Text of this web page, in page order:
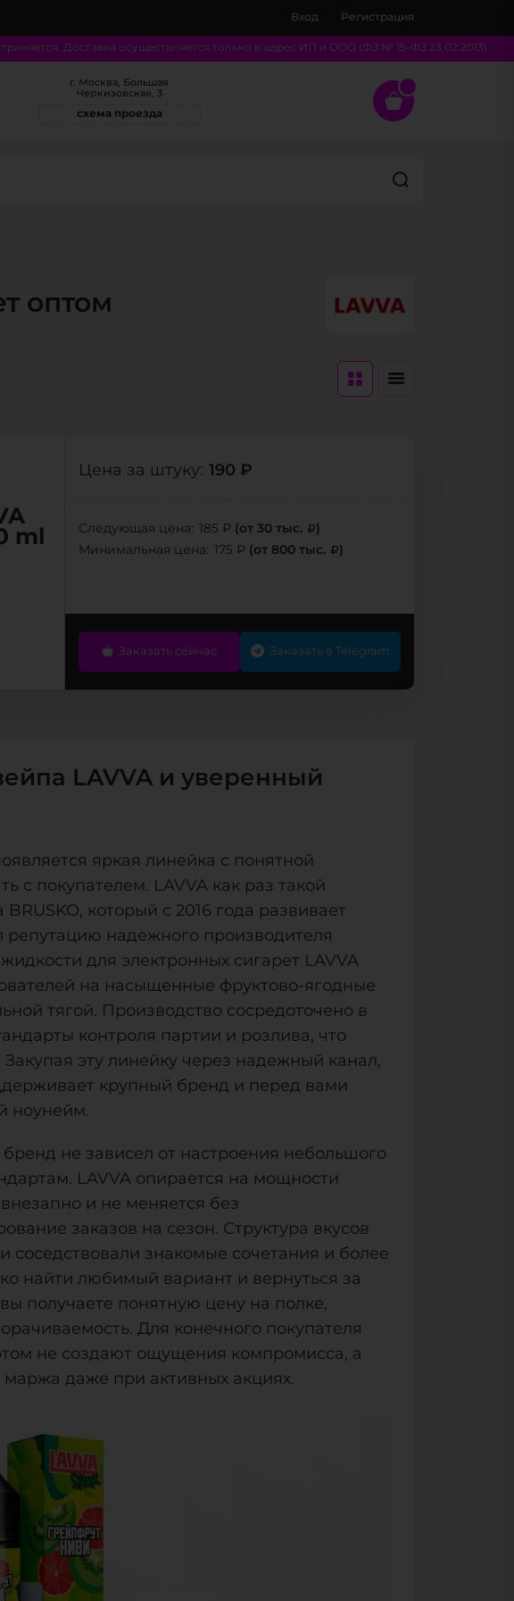
Вход
Регистрация
Доставка осуществляется только в адрес ИП и ООО (ФЗ № 15-ФЗ 23.02.2013)
г. Москва, Большая
Черкизовская, 3
схема проезда
оптом
ml
Цена за штуку: 190 ₽
Следующая цена: 185 ₽ (от 30 тыс. )
Минимальная цена: 175 ₽ (от 800 тыс. )
Заказать сейчас Заказать в Telegram
LAVVA и уверенный
яркая линейка с понятной
с покупателем. LAVVA как раз такой
который с 2016 года развивает
надежного производителя
для электронных сигарет LAVVA
на насыщенные фруктово-ягодные
тягой. Производство сосредоточено в
контроля партии и розлива, что
эту линейку через надежный канал,
крупный бренд и перед вами
ноунейм.
не зависел от настроения небольшого
LAVVA опирается на мощности
и не меняется без
заказов на сезон. Структура вкусов
соседствовали знакомые сочетания и более
найти любимый вариант и вернуться за
получаете понятную цену на полке,
Для конечного покупателя
не создают ощущения компромисса, а
даже при активных акциях.